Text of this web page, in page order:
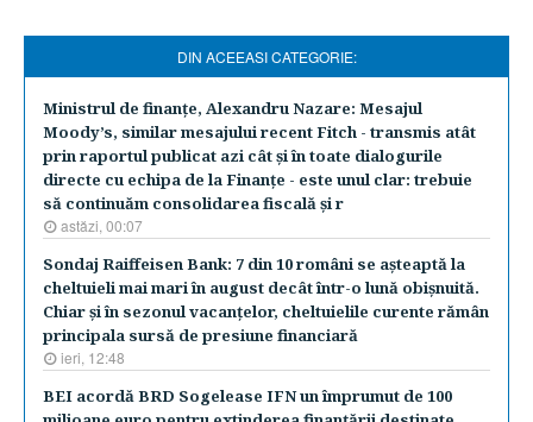
DIN ACEEASI CATEGORIE:
Ministrul de finanţe, Alexandru Nazare: Mesajul
Moody’s, similar mesajului recent Fitch - transmis atât
prin raportul publicat azi cât şi în toate dialogurile
directe cu echipa de la Finanţe - este unul clar: trebuie
să continuăm consolidarea fiscală şi r
astăzi, 00:07
Sondaj Raiffeisen Bank: 7 din 10 români se aşteaptă la
cheltuieli mai mari în august decât într-o lună obişnuită.
Chiar şi în sezonul vacanţelor, cheltuielile curente rămân
principala sursă de presiune financiară
ieri, 12:48
BEI acordă BRD Sogelease IFN un împrumut de 100